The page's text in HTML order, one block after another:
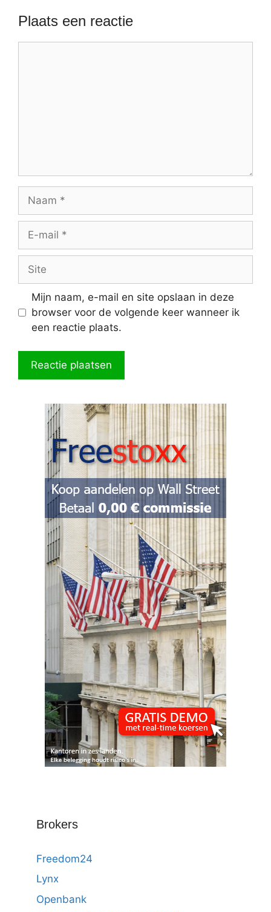
Plaats een reactie
Naam
Site
Mijn naam, e-mail en site opslaan in deze
browser voor de volgende keer wanneer ik
een reactie plaats.
Brokers
Freedom24
Lynx
Openbank